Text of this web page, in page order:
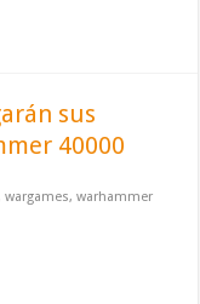
sus
40000
wargames,warhammer